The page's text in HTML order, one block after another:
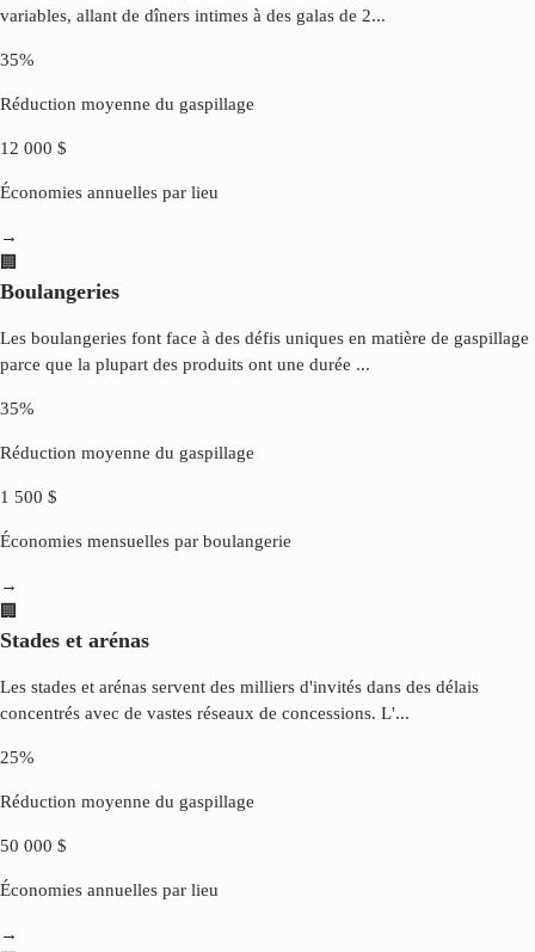
variables, allant de dîners intimes à des galas de 2...
35%
Réduction moyenne du gaspillage
12 000 $
Économies annuelles par lieu
→
🏢
Boulangeries
Les boulangeries font face à des défis uniques en matière de gaspillage
parce que la plupart des produits ont une durée ...
35%
Réduction moyenne du gaspillage
1 500 $
Économies mensuelles par boulangerie
→
🏢
Stades et arénas
Les stades et arénas servent des milliers d'invités dans des délais
concentrés avec de vastes réseaux de concessions. L'...
25%
Réduction moyenne du gaspillage
50 000 $
Économies annuelles par lieu
→